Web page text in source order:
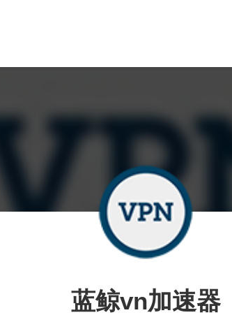
蓝鲸vn加速器